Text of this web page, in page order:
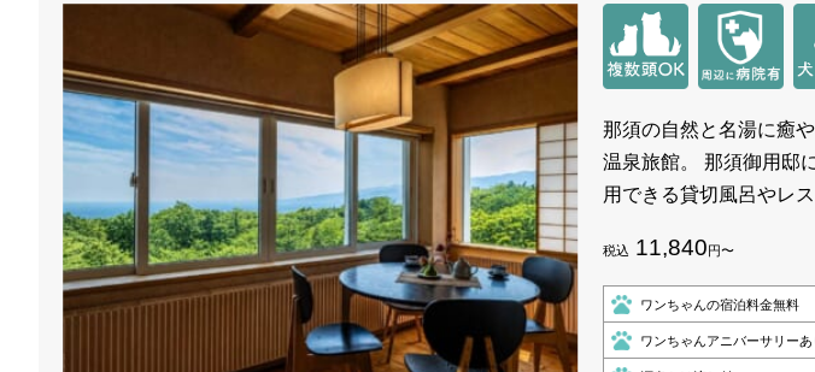
那須の自然と名湯に癒
温泉旅館。 那須御用邸
用できる貸切風呂やレ
税込 11,840円〜
ワンちゃんの宿泊料金無料
ワンちゃんアニバーサリーあ